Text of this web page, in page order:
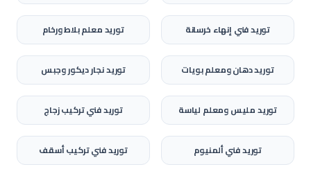
توريدفني إنهاء خرسانة توريدمعلم بلاط ورخام
توريددهان ومعلم بويات توريدنجار ديكور وجبس
توريدمليس ومعلم لياسة توريدفني تركيب زجاج
توريدفني ألمنيوم توريدفني تركيب أسقف